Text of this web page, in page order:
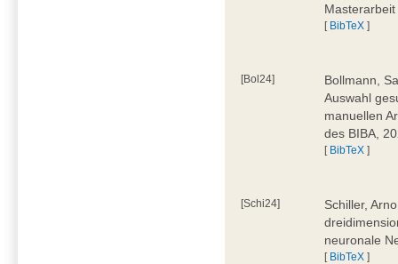
[ BibTeX ]
[Bol24]
Bollmann,
Auswahl
manuellen
des BIBA,
[ BibTeX ]
[Schi24]
Schiller,
neuronale
[ BibTeX ]